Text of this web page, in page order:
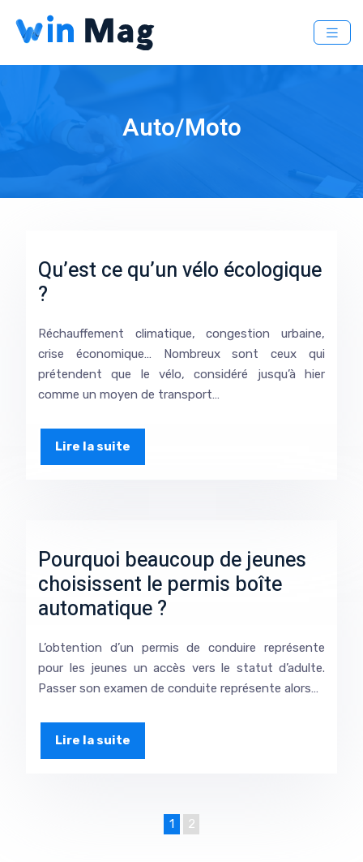
Auto/Moto
Qu’est ce qu’un vélo écologique
?
Réchauffement climatique, congestion urbaine,
crise économique… Nombreux sont ceux qui
prétendent que le vélo, considéré jusqu’à hier
comme un moyen de transport…
Lire la suite
Pourquoi beaucoup de jeunes
choisissent le permis boîte
automatique ?
L’obtention d’un permis de conduire représente
pour les jeunes un accès vers le statut d’adulte.
Passer son examen de conduite représente alors…
Lire la suite
1 2